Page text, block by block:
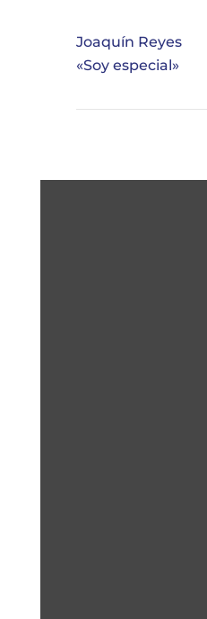
Joaquín Reyes
«Soy especial»